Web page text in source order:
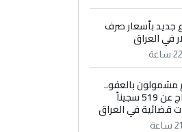
جديد بأسعار صرف
في العراق
مشمولون بالعفو..
الإفراج عن 519 سجيناً
قضائية في العراق